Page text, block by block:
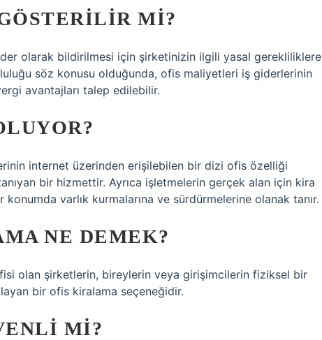
MI?
olarak bildirilmesi için şirketinizin ilgili yasal gerekliliklere
söz konusu olduğunda, ofis maliyetleri iş giderlerinin
avantajları talep edilebilir.
internet üzerinden erişilebilen bir dizi ofis özelliği
bir hizmettir. Ayrıca işletmelerin gerçek alan için kira
varlık kurmalarına ve sürdürmelerine olanak tanır.
NE DEMEK?
olan şirketlerin, bireylerin veya girişimcilerin fiziksel bir
bir ofis kiralama seçeneğidir.
MI?